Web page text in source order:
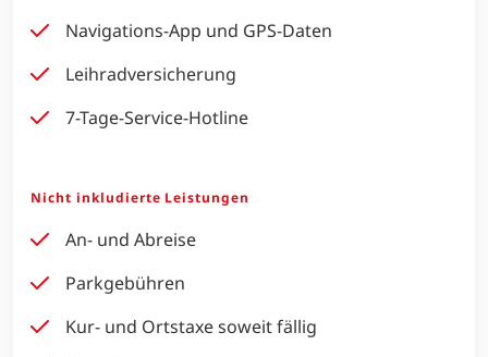
Navigations-App und GPS-Daten
Leihradversicherung
7-Tage-Service-Hotline
Nicht inkludierte Leistungen
An- und Abreise
Parkgebühren
Kur- und Ortstaxe soweit fällig